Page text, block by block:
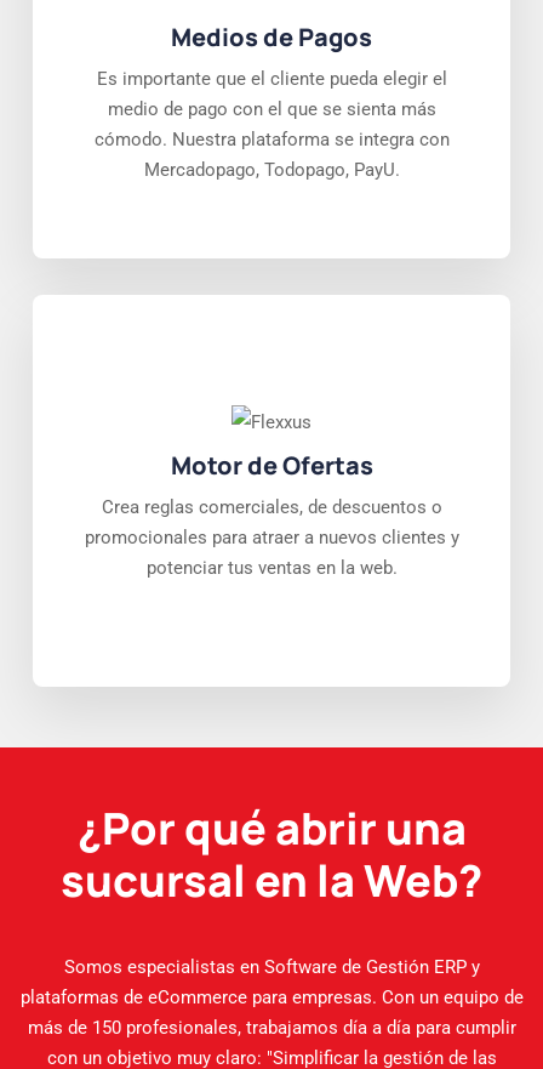
Medios de Pagos
Es importante que el cliente pueda elegir el
medio de pago con el que se sienta más
cómodo. Nuestra plataforma se integra con
Mercadopago, Todopago, PayU.
Motor de Ofertas
Crea reglas comerciales, de descuentos o
promocionales para atraer a nuevos clientes y
potenciar tus ventas en la web.
¿Por qué abrir una
sucursal en la Web?
Somos especialistas en Software de Gestión ERP y
plataformas de eCommerce para empresas. Con un equipo de
más de 150 profesionales, trabajamos día a día para cumplir
con un objetivo muy claro: "Simplificar la gestión de las